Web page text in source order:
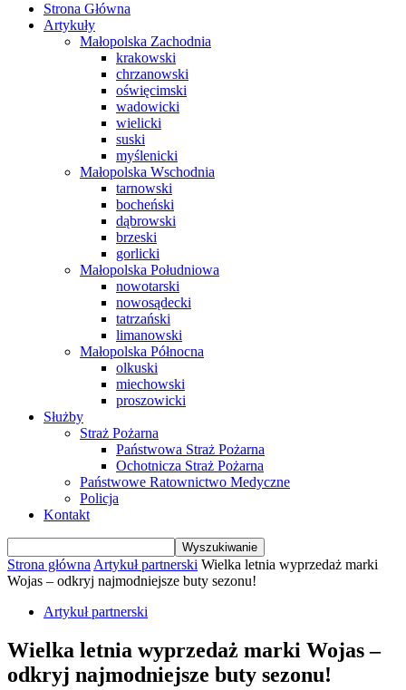
Strona Główna
Artykuły
Małopolska Zachodnia
krakowski
chrzanowski
oświęcimski
wadowicki
wielicki
suski
myślenicki
Małopolska Wschodnia
tarnowski
bocheński
dąbrowski
brzeski
gorlicki
Małopolska Południowa
nowotarski
nowosądecki
tatrzański
limanowski
Małopolska Północna
olkuski
miechowski
proszowicki
Służby
Straż Pożarna
Państwowa Straż Pożarna
Ochotnicza Straż Pożarna
Państwowe Ratownictwo Medyczne
Policja
Kontakt
Strona główna Artykuł partnerski Wielka letnia wyprzedaż marki
Wojas – odkryj najmodniejsze buty sezonu!
Artykuł partnerski
Wielka letnia wyprzedaż marki Wojas –
odkryj najmodniejsze buty sezonu!